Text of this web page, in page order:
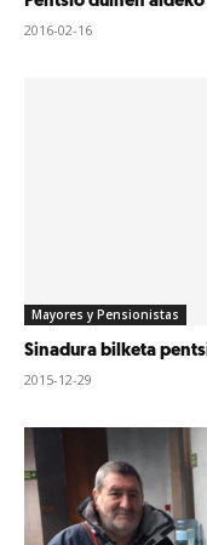
2016-02-16
Mayores y Pensionistas
Sinadura bilketa
2015-12-29